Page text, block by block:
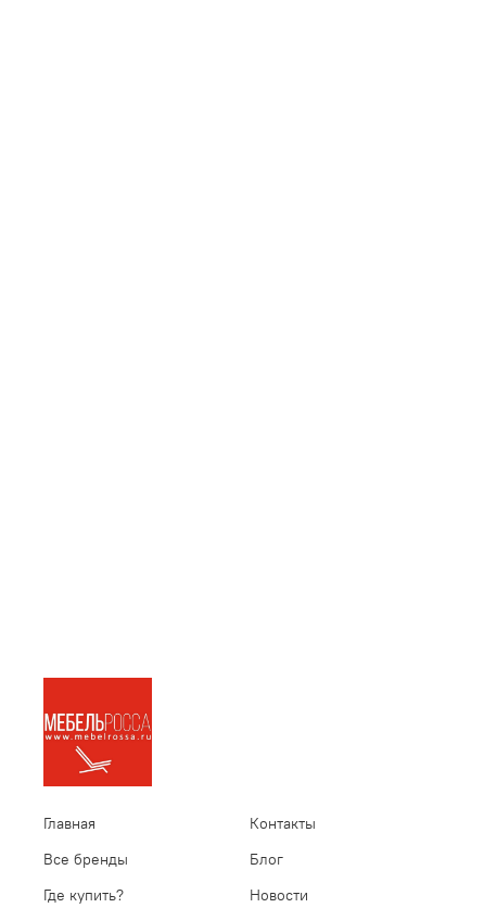
Главная
Все бренды
Где купить?
Контакты
Блог
Новости